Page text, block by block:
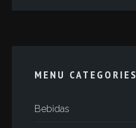
MENU CATEGORIES
Bebidas